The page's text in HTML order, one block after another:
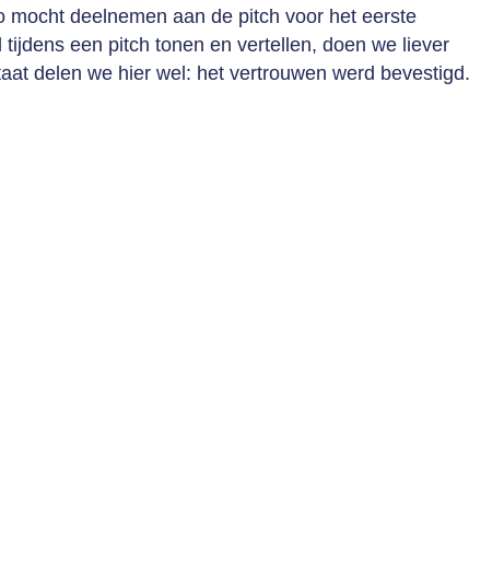
mocht deelnemen aan de pitch voor het eerste
een pitch tonen en vertellen, doen we liever
delen we hier wel: het vertrouwen werd bevestigd.